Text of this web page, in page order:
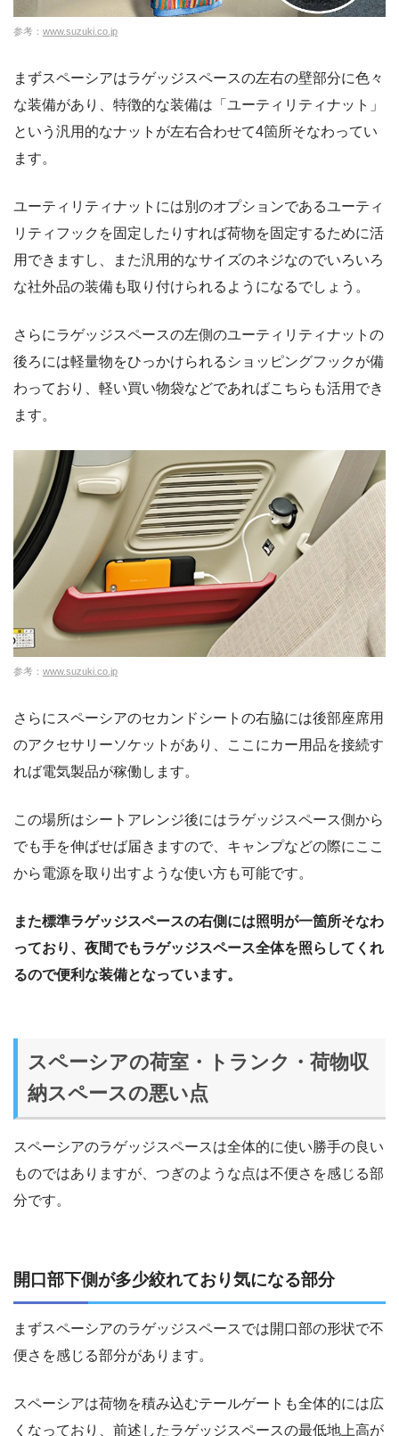
参考： www.suzuki.co.jp
まずスペーシアはラゲッジスペースの左右の壁部分に色々
な装備があり、特徴的な装備は「ユーティリティナット」
という汎用的なナットが左右合わせて4箇所そなわってい
ます。
ユーティリティナットには別のオプションであるユーティ
リティフックを固定したりすれば荷物を固定するために活
用できますし、また汎用的なサイズのネジなのでいろいろ
な社外品の装備も取り付けられるようになるでしょう。
さらにラゲッジスペースの左側のユーティリティナットの
後ろには軽量物をひっかけられるショッピングフックが備
わっており、軽い買い物袋などであればこちらも活用でき
ます。
参考： www.suzuki.co.jp
さらにスペーシアのセカンドシートの右脇には後部座席用
のアクセサリーソケットがあり、ここにカー用品を接続す
れば電気製品が稼働します。
この場所はシートアレンジ後にはラゲッジスペース側から
でも手を伸ばせば届きますので、キャンプなどの際にここ
から電源を取り出すような使い方も可能です。
また標準ラゲッジスペースの右側には照明が一箇所そなわ
っており、夜間でもラゲッジスペース全体を照らしてくれ
るので便利な装備となっています。
スペーシアの荷室・トランク・荷物収
納スペースの悪い点
スペーシアのラゲッジスペースは全体的に使い勝手の良い
ものではありますが、つぎのような点は不便さを感じる部
分です。
開口部下側が多少絞れており気になる部分
まずスペーシアのラゲッジスペースでは開口部の形状で不
便さを感じる部分があります。
スペーシアは荷物を積み込むテールゲートも全体的には広
くなっており、前述したラゲッジスペースの最低地上高が